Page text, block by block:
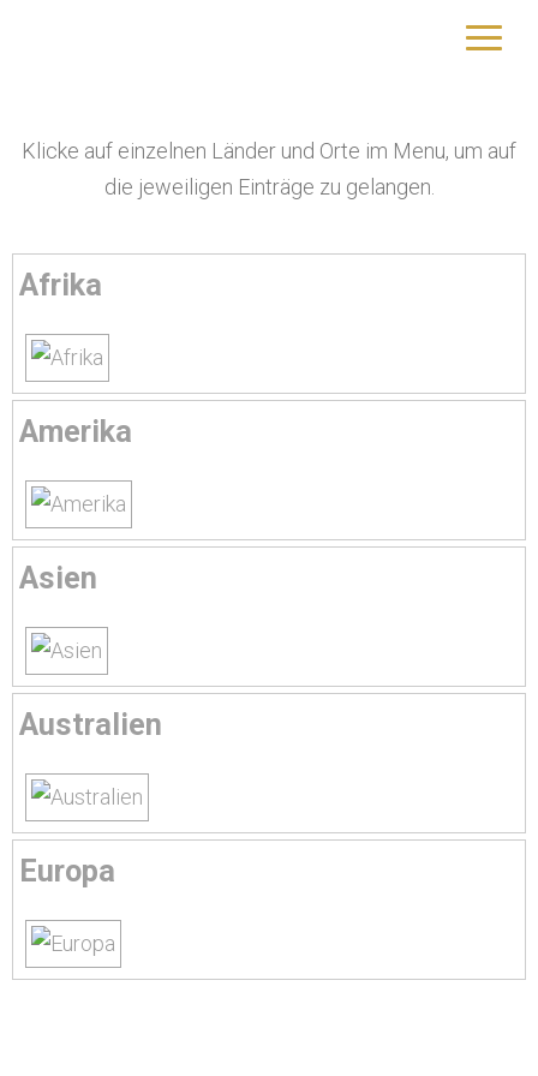
Klicke auf einzelnen Länder und Orte im Menu, um auf
die jeweiligen Einträge zu gelangen.
Afrika
Amerika
Asien
Australien
Europa